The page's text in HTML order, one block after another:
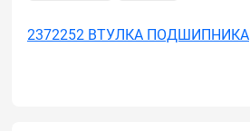
2372252 ВТУЛКА ПОДШИПНИКА